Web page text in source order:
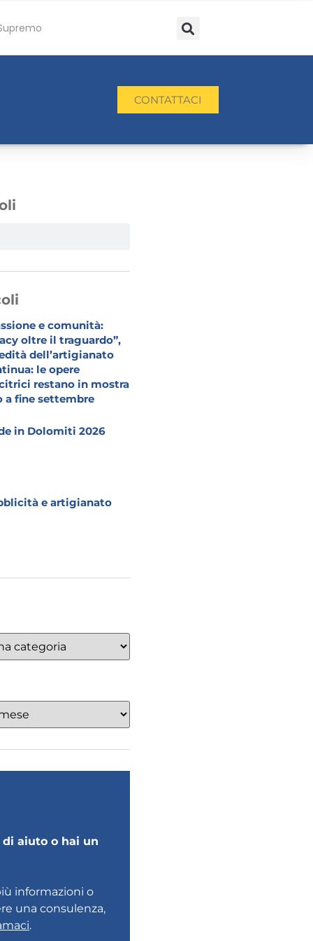
CONTATTACI
e comunità:
oltre il traguardo”,
dell’artigianato
le opere
restano in mostra
a fine settembre
in Dolomiti 2026
e artigianato
aiuto o hai un
informazioni o
una consulenza,
.